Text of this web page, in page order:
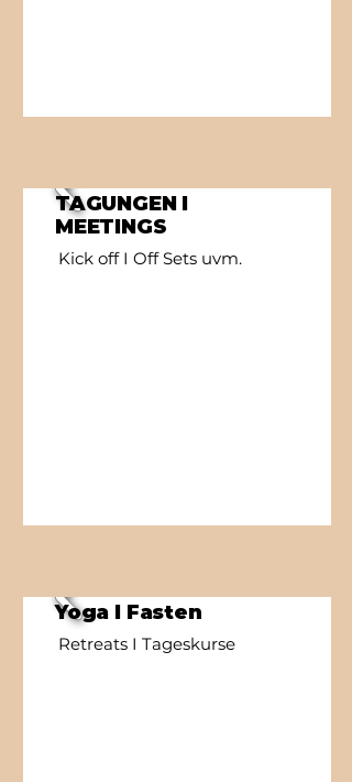
TAGUNGEN I
MEETINGS
Kick off I Off Sets uvm.
Yoga I Fasten
Retreats I Tageskurse